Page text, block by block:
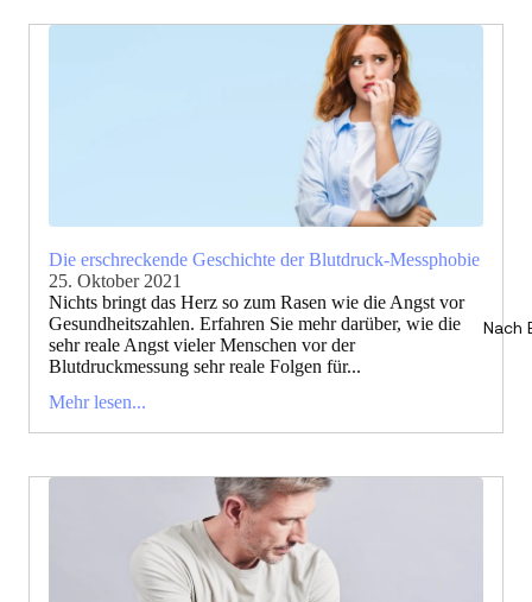
Nach
Die erschreckende Geschichte der Blutdruck-Messphobie
25. Oktober 2021
Nichts bringt das Herz so zum Rasen wie die Angst vor
Gesundheitszahlen. Erfahren Sie mehr darüber, wie die
sehr reale Angst vieler Menschen vor der
Blutdruckmessung sehr reale Folgen für...
Mehr lesen...